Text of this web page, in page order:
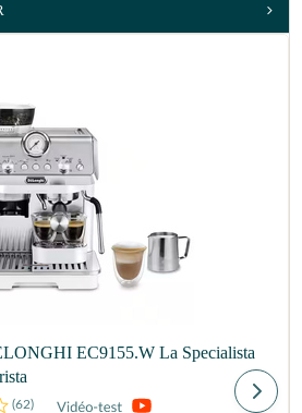
EC9155.W La Specialista
(62)